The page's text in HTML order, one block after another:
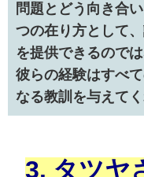
問題とどう向き合
つの在り方として
を提供できるので
彼らの経験はすべ
なる教訓を与えてく
3. タツヤ